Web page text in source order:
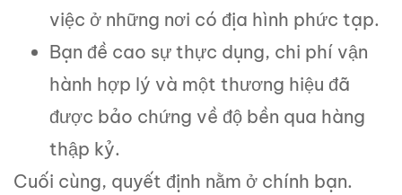
việc ở những nơi có địa hình phức tạp.
Bạn đề cao sự thực dụng, chi phí vận
hành hợp lý và một thương hiệu đã
được bảo chứng về độ bền qua hàng
thập kỷ.
Cuối cùng, quyết định nằm ở chính bạn.